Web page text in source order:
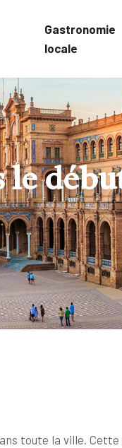
Gastronomie
locale
le
toute la ville.